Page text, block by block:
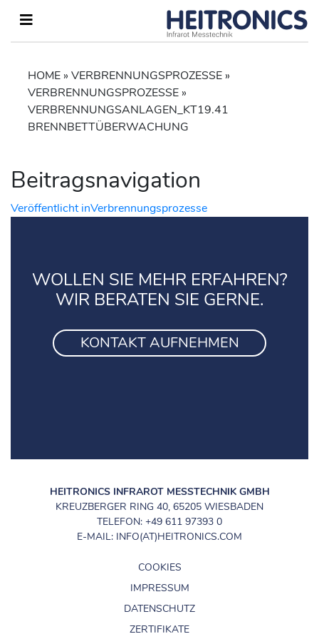
HOME » VERBRENNUNGSPROZESSE »
VERBRENNUNGSPROZESSE »
VERBRENNUNGSANLAGEN_KT19.41
BRENNBETTÜBERWACHUNG
Beitragsnavigation
Veröffentlicht inVerbrennungsprozesse
WOLLEN SIE MEHR ERFAHREN?
WIR BERATEN SIE GERNE.
KONTAKT AUFNEHMEN
HEITRONICS INFRAROT MESSTECHNIK GMBH
KREUZBERGER RING 40, 65205 WIESBADEN
TELEFON: +49 611 97393 0
E-MAIL: INFO(AT)HEITRONICS.COM
COOKIES
IMPRESSUM
DATENSCHUTZ
ZERTIFIKATE